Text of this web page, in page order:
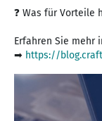
❓ Was für Vorteile
Erfahren Sie mehr
➡ https://